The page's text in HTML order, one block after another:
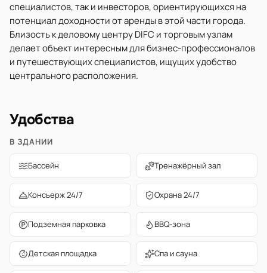
специалистов, так и инвесторов, ориентирующихся на
потенциал доходности от аренды в этой части города.
Близость к деловому центру DIFC и торговым узлам
делает объект интересным для бизнес-профессионалов
и путешествующих специалистов, ищущих удобство
центрального расположения.
Удобства
В ЗДАНИИ
Бассейн Тренажёрный зал
Консьерж 24/7 Охрана 24/7
Подземная парковка BBQ-зона
Детская площадка Спа и сауна